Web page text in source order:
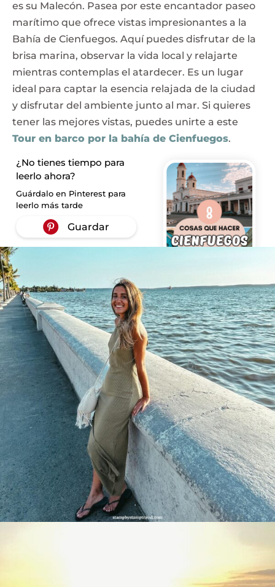
es su Malecón. Pasea por este encantador paseo
marítimo que ofrece vistas impresionantes a la
Bahía de Cienfuegos. Aquí puedes disfrutar de la
brisa marina, observar la vida local y relajarte
mientras contemplas el atardecer. Es un lugar
ideal para captar la esencia relajada de la ciudad
y disfrutar del ambiente junto al mar. Si quieres
tener las mejores vistas, puedes unirte a este
Tour en barco por la bahía de Cienfuegos.
¿No tienes tiempo para
leerlo ahora?
Guárdalo en Pinterest para
leerlo más tarde